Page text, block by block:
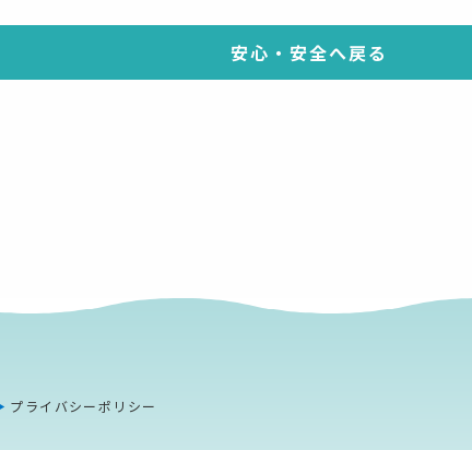
安心・安全へ戻る
プライバシーポリシー